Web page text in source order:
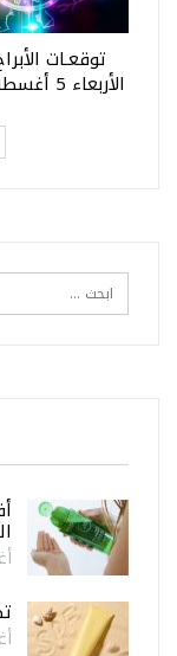
توقعـات
الأربعاء 5 أغسطس 2026